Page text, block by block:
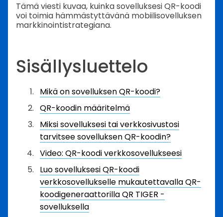
Tämä viesti kuvaa, kuinka sovelluksesi QR-koodi
voi toimia hämmästyttävänä mobiilisovelluksen
markkinointistrategiana.
Sisällysluettelo
Mikä on sovelluksen QR-koodi?
QR-koodin määritelmä
Miksi sovelluksesi tai verkkosivustosi
tarvitsee sovelluksen QR-koodin?
Video: QR-koodi verkkosovellukseesi
Luo sovelluksesi QR-koodi
verkkosovellukselle mukautettavalla QR-
koodigeneraattorilla QR TIGER -
sovelluksella